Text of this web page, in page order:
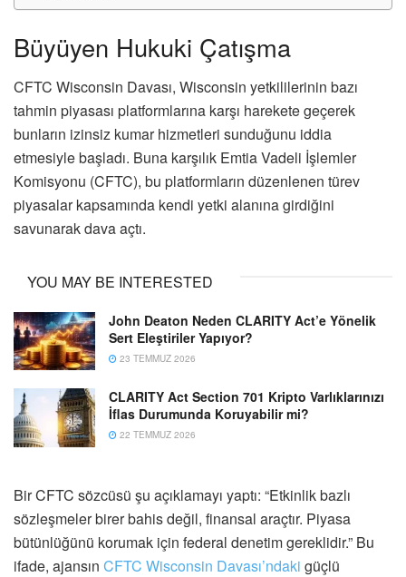
Büyüyen Hukuki Çatışma
CFTC Wisconsin Davası, Wisconsin yetkililerinin bazı
tahmin piyasası platformlarına karşı harekete geçerek
bunların izinsiz kumar hizmetleri sunduğunu iddia
etmesiyle başladı. Buna karşılık Emtia Vadeli İşlemler
Komisyonu (CFTC), bu platformların düzenlenen türev
piyasalar kapsamında kendi yetki alanına girdiğini
savunarak dava açtı.
YOU MAY BE INTERESTED
John Deaton Neden CLARITY Act’e Yönelik
Sert Eleştiriler Yapıyor?
23 TEMMUZ 2026
CLARITY Act Section 701 Kripto Varlıklarınızı
İflas Durumunda Koruyabilir mi?
22 TEMMUZ 2026
Bir CFTC sözcüsü şu açıklamayı yaptı: “Etkinlik bazlı
sözleşmeler birer bahis değil, finansal araçtır. Piyasa
bütünlüğünü korumak için federal denetim gereklidir.” Bu
ifade, ajansın CFTC Wisconsin Davası’ndaki güçlü